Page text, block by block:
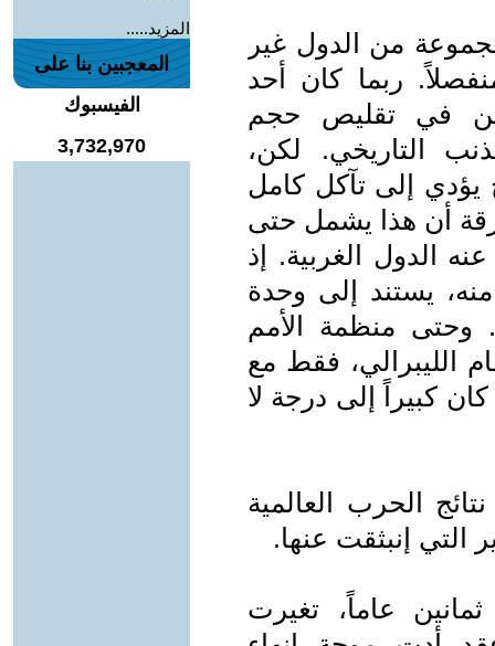
من الدول غير
ربما كان أحد
في تقليص حجم
التاريخي. لكن،
يؤدي إلى تآكل كامل
أن هذا يشمل حتى
الدول الغربية. إذ
يستند إلى وحدة
التقييمات التي تأسست عام 1945. وحتى منظمة الأمم
الليبرالي، فقط مع
كبيراً إلى درجة لا
الحرب العالمية
التي إنبثقت عنها.
عاماً، تغيرت
المزيد.....
المعجبين بنا على
الفيسبوك
3,732,970